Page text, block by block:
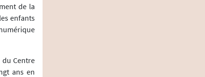
de la
enfants
du Centre
ans en